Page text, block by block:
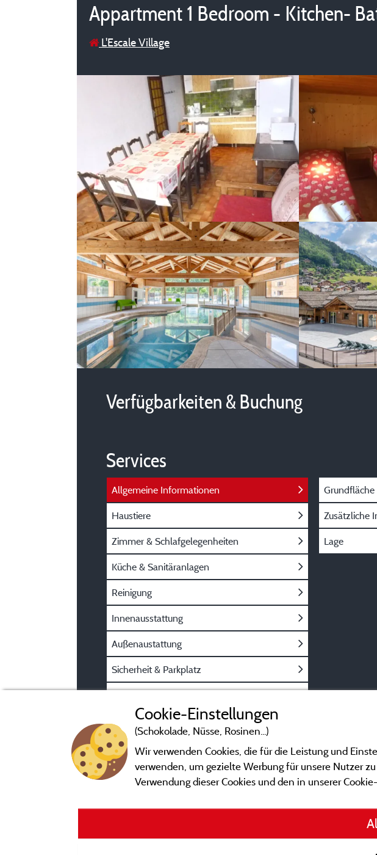
Appartment 1 Bedroom - Kitchen-
L'Escale Village
Verfügbarkeiten & Buchung
Services
Allgemeine Informationen
Haustiere
Zimmer & Schlafgelegenheiten
Küche & Sanitäranlagen
Reinigung
Innenausstattung
Außenaustattung
Sicherheit & Parkplatz
Grundfläche
Zusätzliche
Lage
Cookie-Einstellungen
(Schokolade, Nüsse, Rosinen...)
Wir verwenden Cookies, die für die Leistung und
verwenden, um gezielte Werbung für unsere Nutzer
Verwendung dieser Cookies und den in unserer